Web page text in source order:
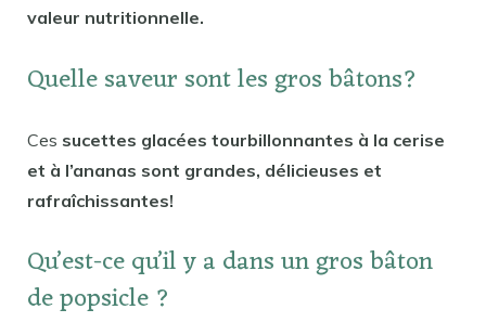
valeur nutritionnelle.
Quelle saveur sont les gros bâtons?
Ces sucettes glacées tourbillonnantes à la cerise
et à l’ananas sont grandes, délicieuses et
rafraîchissantes!
Qu’est-ce qu’il y a dans un gros bâton
de popsicle ?